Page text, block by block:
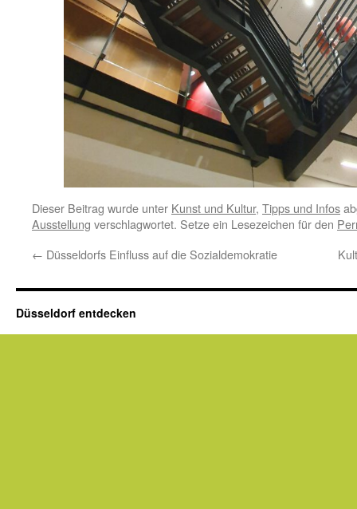
Dieser Beitrag wurde unter Kunst und Kultur, Tipps und Infos
Ausstellung verschlagwortet. Setze ein Lesezeichen für den
← Düsseldorfs Einfluss auf die Sozialdemokratie
Düsseldorf entdecken